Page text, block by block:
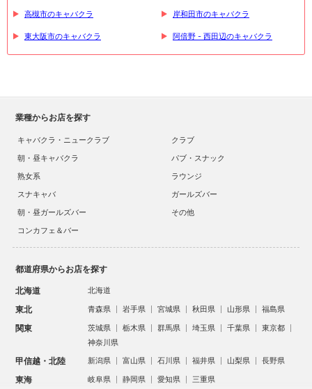
高槻市のキャバクラ 岸和田市のキャバクラ
東大阪市のキャバクラ 阿倍野 - 西田辺のキャバクラ
業種からお店を探す
キャバクラ・ニュークラブ
クラブ
朝・昼キャバクラ
パブ・スナック
熟女系
ラウンジ
スナキャバ
ガールズバー
朝・昼ガールズバー
その他
コンカフェ＆バー
都道府県からお店を探す
北海道 北海道
東北 青森県 岩手県 宮城県 秋田県 山形県 福島県
関東 茨城県 栃木県 群馬県 埼玉県 千葉県
東京都
神奈川県
甲信越・北陸 新潟県 富山県 石川県 福井県 山梨県 長野県
東海 岐阜県 静岡県 愛知県 三重県